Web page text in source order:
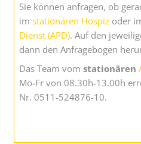
Sie können anfragen, ob
imstationären Hospiz oder
Dienst (APD). Auf den
dann den Anfragebogen
Das Team vomstationären
Mo-Fr von 08.30h-13.00h
Nr. 0511-524876-10.